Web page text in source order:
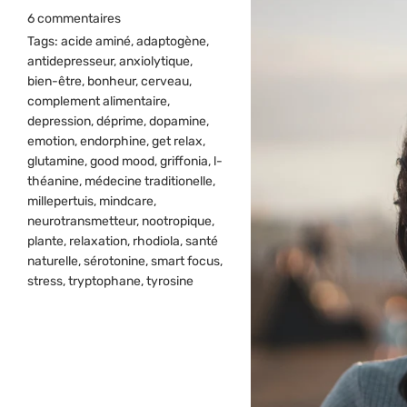
6 commentaires
Tags: acide aminé,adaptogène,
antidepresseur,anxiolytique,
bien-être, bonheur,cerveau,
complement alimentaire,
depression,déprime,dopamine,
emotion,endorphine,get relax,
glutamine,good mood,griffonia, l-
théanine, médecine traditionelle,
millepertuis, mindcare,
neurotransmetteur, nootropique,
plante, relaxation, rhodiola,santé
naturelle,sérotonine,smart focus,
stress,tryptophane,tyrosine